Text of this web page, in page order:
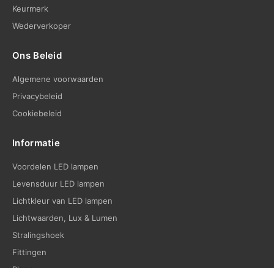
Keurmerk
Wederverkoper
Ons Beleid
Algemene voorwaarden
Privacybeleid
Cookiebeleid
Informatie
Voordelen LED lampen
Levensduur LED lampen
Lichtkleur van LED lampen
Lichtwaarden, Lux & Lumen
Stralingshoek
Fittingen